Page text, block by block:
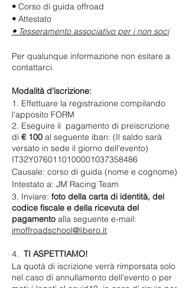
• Corso di guida offroad
• Attestato
•Tesseramento associativo per i non soci
Per qualunque informazione non esitare a
contattarci.
Modalità d'iscrizione:
1. Effettuare la registrazione compilando
l'apposito FORM
2. Eseguire il pagamento di preiscrizione
di € 100 al seguente iban: (Il saldo sarà
versato in sede il giorno dell'evento)
IT32Y0760110100001037358486
​Causale: corso di guida (nome e cognome)
Intestato a: JM Racing Team
3. Inviare: foto della carta di identità, del
codice fiscale e della ricevuta del
pagamento alla seguente e-mail:
jmoffroadschool@libero.it
4. TI ASPETTIAMO!
La quotà di iscrizione verrà rimporsata solo
nel caso di annullamento dell'evento o per